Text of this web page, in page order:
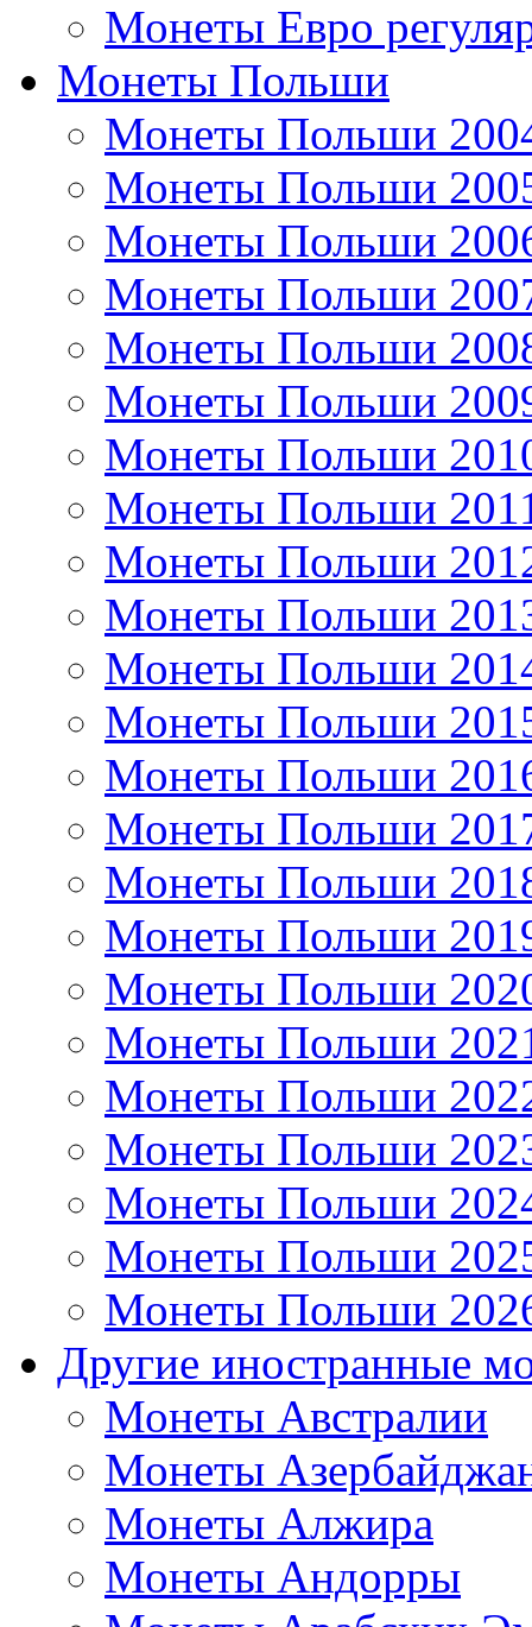
Монеты Евро
Монеты Польши
Монеты Польши
Монеты Польши
Монеты Польши
Монеты Польши
Монеты Польши
Монеты Польши
Монеты Польши
Монеты Польши
Монеты Польши
Монеты Польши
Монеты Польши
Монеты Польши
Монеты Польши
Монеты Польши
Монеты Польши
Монеты Польши
Монеты Польши
Монеты Польши
Монеты Польши
Монеты Польши
Монеты Польши
Монеты Польши
Монеты Польши
Другие иностранные
Монеты Австралии
Монеты
Монеты Алжира
Монеты Андорры